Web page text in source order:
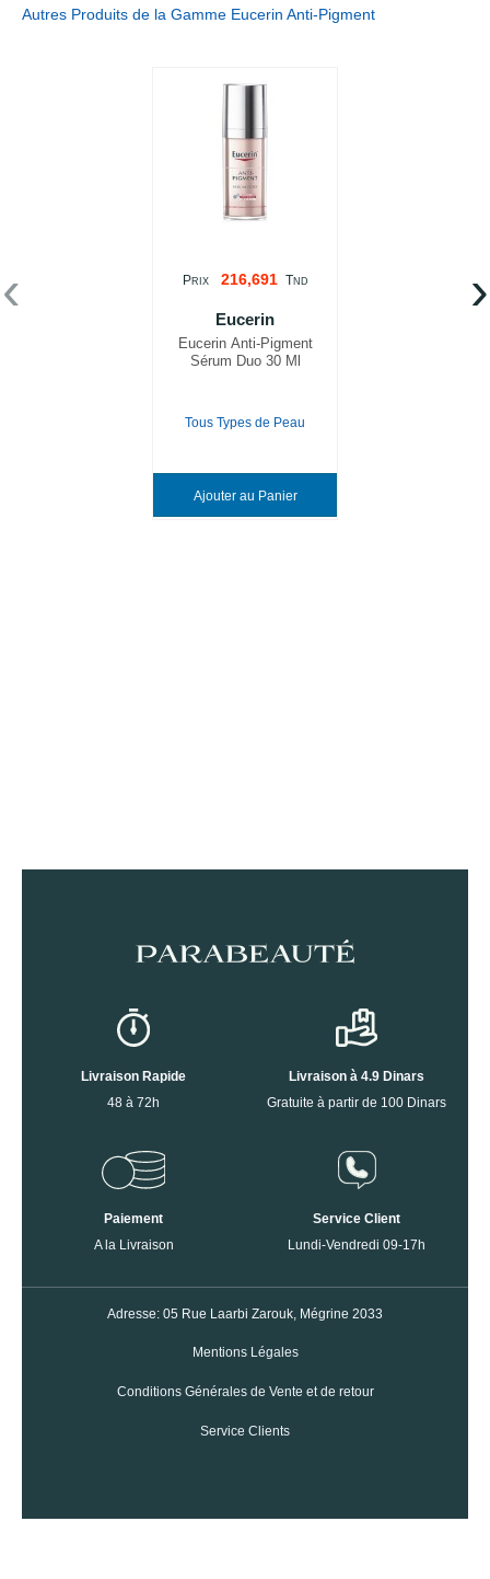
Autres Produits de la Gamme Eucerin Anti-Pigment
PRIX 216,691 TND
Eucerin
Eucerin Anti-Pigment
Sérum Duo 30 Ml
Tous Types de Peau
Ajouter au Panier
‹ ›
Livraison Rapide
48 à 72h
Livraison à 4.9 Dinars
Gratuite à partir de 100 Dinars
Paiement
A la Livraison
Service Client
Lundi-Vendredi 09-17h
Adresse: 05 Rue Laarbi Zarouk, Mégrine 2033
Mentions Légales
Conditions Générales de Vente et de retour
Service Clients